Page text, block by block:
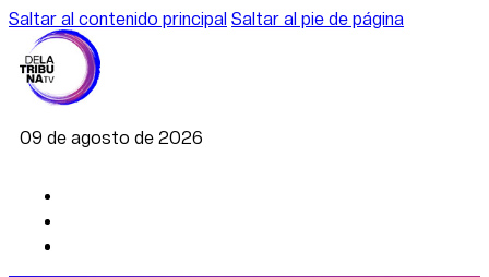
Saltar al contenido principal Saltar al pie de página
09 de agosto de 2026